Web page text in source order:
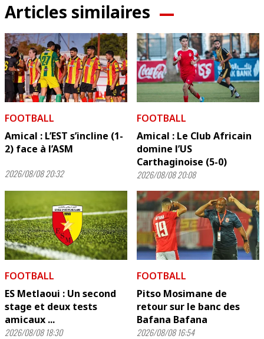
Articles similaires
FOOTBALL
Amical : L’EST s’incline (1-
2) face à l’ASM
2026/08/08 20:32
FOOTBALL
Amical : Le Club Africain
domine l’US
Carthaginoise (5-0)
2026/08/08 20:08
FOOTBALL
ES Metlaoui : Un second
stage et deux tests
amicaux ...
2026/08/08 18:30
FOOTBALL
Pitso Mosimane de
retour sur le banc des
Bafana Bafana
2026/08/08 16:54